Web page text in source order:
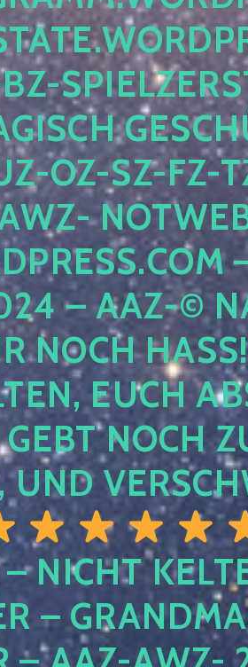
SZ-FZ-TZ-
–
AAZ-©
HASS! ,
EUCH
NOCH
NICHT
–